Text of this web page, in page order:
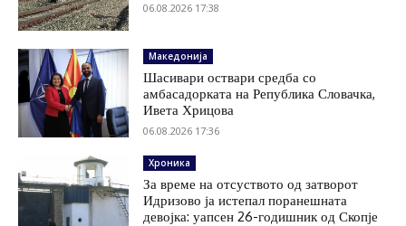
06.08.2026 17:38
Македонија
Шасивари оствари средба со
амбасадорката на Република Словачка,
Ивета Хрицова
06.08.2026 17:36
Хроника
За време на отсуството од затворот
Идризово ја истепал поранешната
девојка: уапсен 26-годишник од Скопје